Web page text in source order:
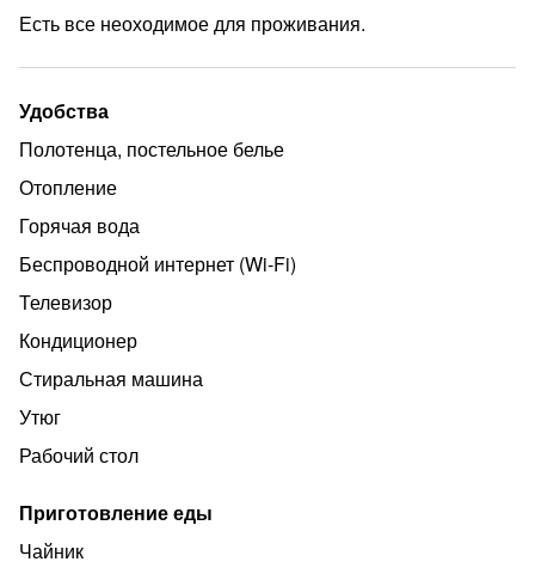
Есть все неоходимое для проживания.
Удобства
Полотенца, постельное белье
Отопление
Горячая вода
Беспроводной интернет (Wi‑Fi)
Телевизор
Кондиционер
Стиральная машина
Утюг
Рабочий стол
Приготовление еды
Чайник